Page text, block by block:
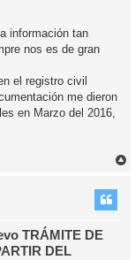
información tan
nos es de gran
el registro civil
me dieron
en Marzo del 2016,
TRÁMITE DE
DEL